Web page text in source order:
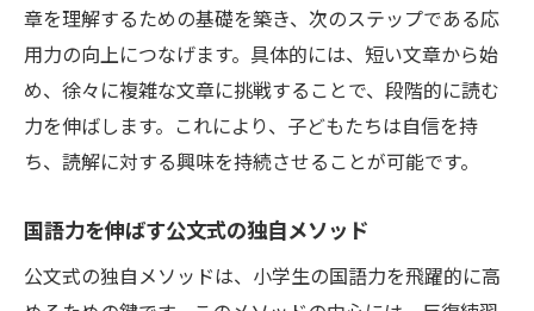
章を理解するための基礎を築き、次のステップである応
用力の向上につなげます。具体的には、短い文章から始
め、徐々に複雑な文章に挑戦することで、段階的に読む
力を伸ばします。これにより、子どもたちは自信を持
ち、読解に対する興味を持続させることが可能です。
国語力を伸ばす公文式の独自メソッド
公文式の独自メソッドは、小学生の国語力を飛躍的に高